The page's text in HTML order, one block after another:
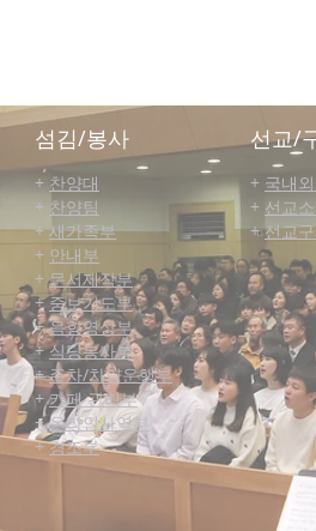
섬김/봉사
+ 찬양대
+ 찬양팀
+새가족부
+ 안내부
+문서제작부
+중보기도부
+음향영상부
+식당봉사부
+주차/차량운행부
+카페 관리부
+온라인사역부
+경조부
선교/
+ 국내
+ 선교
+선교